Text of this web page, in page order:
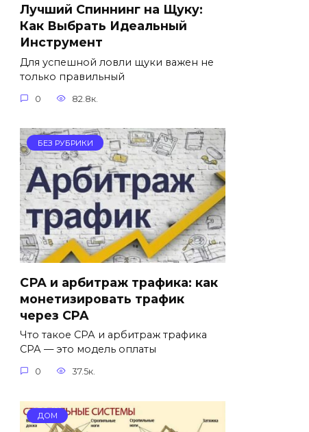
Лучший Спиннинг на Щуку:
Как Выбрать Идеальный
Инструмент
Для успешной ловли щуки важен не
только правильный
0 82.8к.
БЕЗ РУБРИКИ
СРА и арбитраж трафика: как
монетизировать трафик
через CPA
Что такое СРА и арбитраж трафика
СРА — это модель оплаты
0 37.5к.
ДОМ